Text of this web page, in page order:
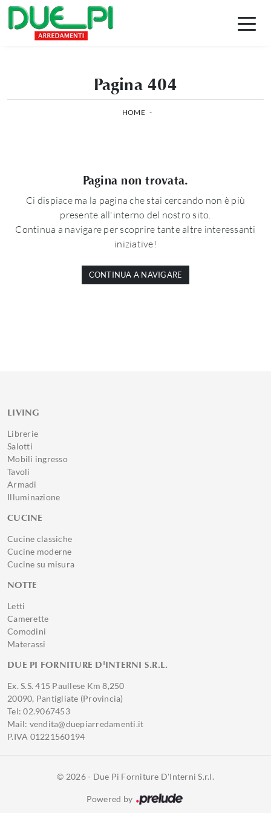
Pagina 404
HOME -
Pagina non trovata.
Ci dispiace ma la pagina che stai cercando non è più
presente all'interno del nostro sito.
Continua a navigare per scoprire tante altre interessanti
iniziative!
CONTINUA A NAVIGARE
LIVING
Librerie
Salotti
Mobili ingresso
Tavoli
Armadi
Illuminazione
CUCINE
Cucine classiche
Cucine moderne
Cucine su misura
NOTTE
Letti
Camerette
Comodini
Materassi
DUE PI FORNITURE D'INTERNI S.R.L.
Ex. S.S. 415 Paullese Km 8,250
20090, Pantigliate (Provincia)
Tel: 02.9067453
Mail: vendita@duepiarredamenti.it
P.IVA 01221560194
© 2026 - Due Pi Forniture D'Interni S.r.l.
Powered by